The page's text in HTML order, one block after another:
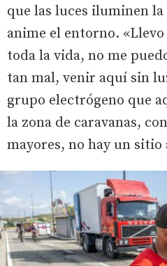
que las luces iluminen
anime el entorno.
toda la vida, no me
tan mal, venir aquí sin
grupo electrógeno que
la zona de caravanas,
mayores, no hay un sitio